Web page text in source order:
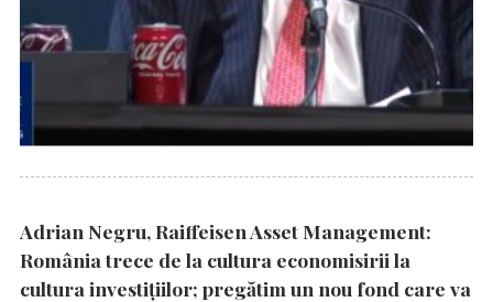
Adrian Negru, Raiffeisen Asset Management:
România trece de la cultura economisirii la
cultura investițiilor; pregătim un nou fond care va